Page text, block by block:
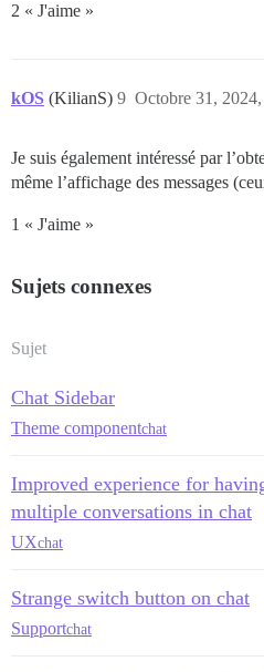
2 « J'aime »
kOS (KilianS) Octobre 31,
9
Je suis également intéressé par
même l’affichage des messages
1 « J'aime »
Sujets connexes
Sujet
Chat Sidebar
Theme componentchat
Improved experience for
multiple conversations in chat
UXchat
Strange switch button on chat
Supportchat